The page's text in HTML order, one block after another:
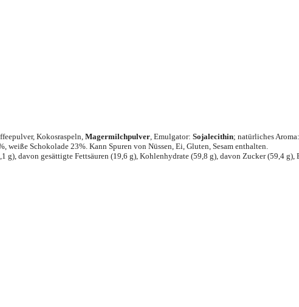
Kokosraspeln,Magermilchpulver, Emulgator: Sojalecithin; natürliches
Schokolade 23%. Kann Spuren von Nüssen, Ei, Gluten, Sesam enthalten.
g), davon gesättigte Fettsäuren (19,6 g), Kohlenhydrate (59,8 g), davon Zucker (59,4 g),